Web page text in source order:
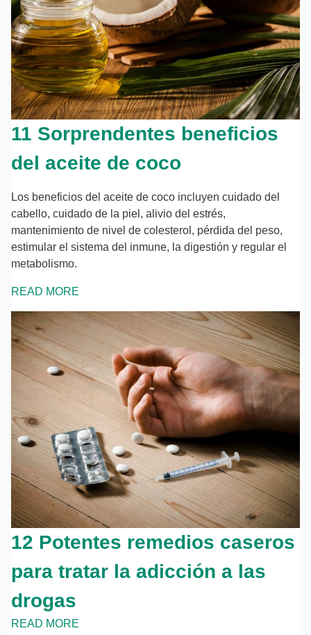
11 Sorprendentes beneficios
del aceite de coco
Los beneficios del aceite de coco incluyen cuidado del
cabello, cuidado de la piel, alivio del estrés,
mantenimiento de nivel de colesterol, pérdida del peso,
estimular el sistema del inmune, la digestión y regular el
metabolismo.
READ MORE
12 Potentes remedios caseros
para tratar la adicción a las
drogas
READ MORE